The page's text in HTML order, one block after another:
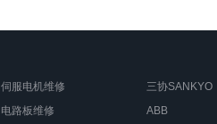
伺服电机维修
电路板维修
三协SANKYO
ABB